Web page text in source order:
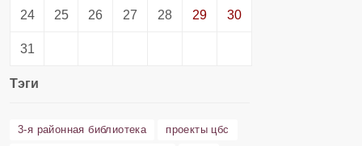
24 25 26 27 28 29 30
31
Тэги
3-я районная библиотека
проекты цбс